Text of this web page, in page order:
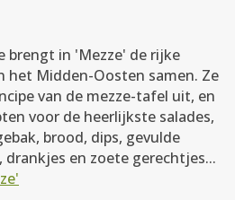
brengt in 'Mezze' de rijke
het Midden-Oosten samen. Ze
van de mezze-tafel uit, en
voor de heerlijkste salades,
brood, dips, gevulde
drankjes en zoete gerechtjes...